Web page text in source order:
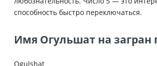
способность быстро переключаться.
Имя Огульшат на загран
Ogulshat